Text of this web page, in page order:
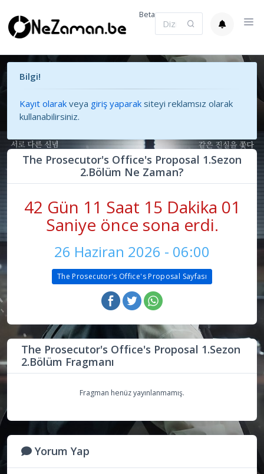
Beta
Bilgi!
Kayıt olarak veya giriş yaparak siteyi reklamsız olarak
kullanabilirsiniz.
The Prosecutor's Office's Proposal 1.Sezon
2.Bölüm Ne Zaman?
42 Gün 11 Saat 15 Dakika 01
Saniye önce sona erdi.
26 Haziran 2026 - 06:00
The Prosecutor's Office's Proposal Sayfası
The Prosecutor's Office's Proposal 1.Sezon
2.Bölüm Fragmanı
Fragman henüz yayınlanmamış.
Yorum Yap